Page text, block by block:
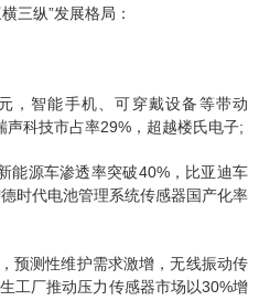
三纵”发展格局：
，智能手机、可穿戴设备等带动
科技市占率29%，超越楼氏电子;
能源车渗透率突破40%，比亚迪车
时代电池管理系统传感器国产化率
预测性维护需求激增，无线振动传
工厂推动压力传感器市场以30%增